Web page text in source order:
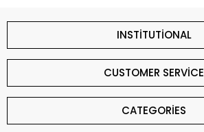
INSTİTUTİONAL
CUSTOMER SERVİCE
CATEGORİES